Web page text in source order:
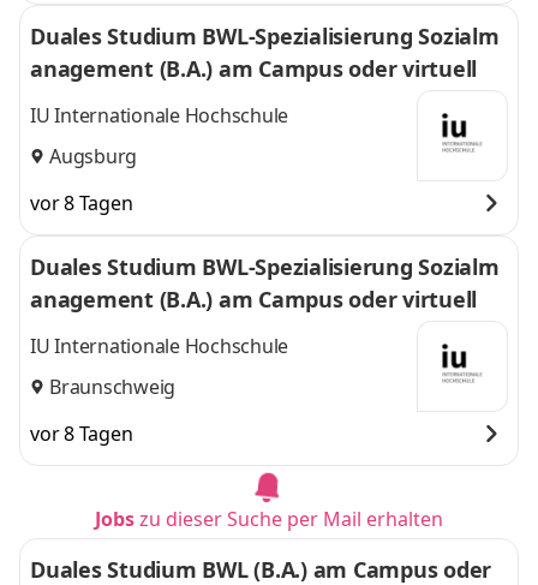
Duales Studium BWL-Spezialisierung Sozialm
anagement (B.A.) am Campus oder virtuell
IU Internationale Hochschule
Augsburg
vor 8 Tagen
Duales Studium BWL-Spezialisierung Sozialm
anagement (B.A.) am Campus oder virtuell
IU Internationale Hochschule
Braunschweig
vor 8 Tagen
Jobszu dieser Suche per Mail erhalten
Duales Studium BWL (B.A.) am Campus oder